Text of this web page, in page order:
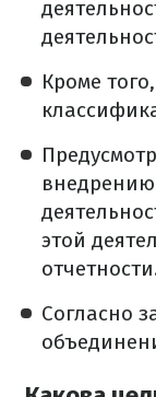
Кроме
внедрению
этой
Согласно